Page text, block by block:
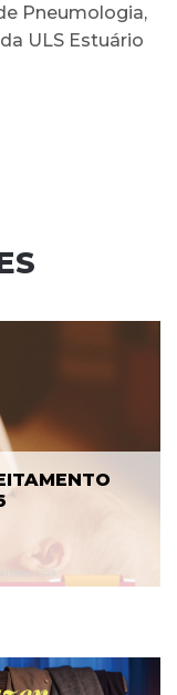
Pneumologia,
ULS Estuário